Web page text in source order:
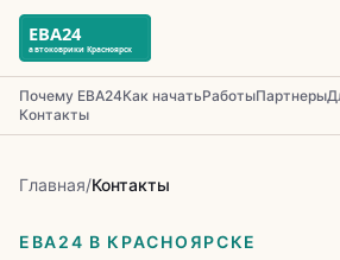
Почему ЕВА24Как начатьРаботыПартнеры
Контакты
Главная/Контакты
ЕВА24 В КРАСНОЯРСКЕ